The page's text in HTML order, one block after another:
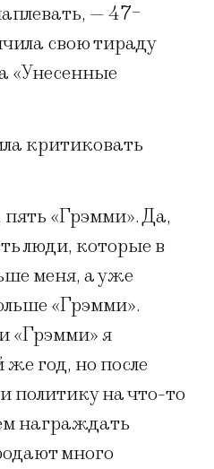
— 47-
свою тираду
«Унесенные
критиковать
пять «Грэмми». Да,
люди, которые в
меня, а уже
«Грэмми».
«Грэмми» я
год, но после
политику на что-то
награждать
много